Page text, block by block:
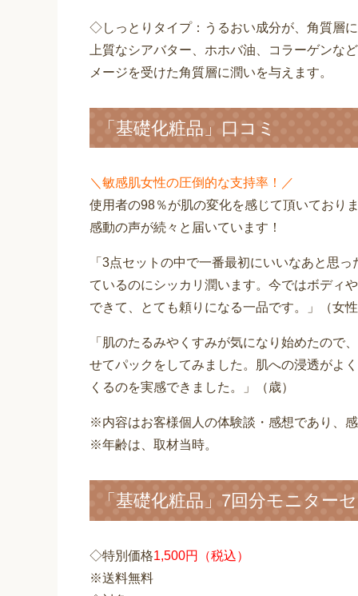
◇しっとりタイプ：うるおい成分が、角質層
上質なシアバター、ホホバ油、コラーゲンな
メージを受けた角質層に潤いを与えます。
「基礎化粧品」口コミ
＼敏感肌女性の圧倒的な支持率！／
使用者の98％が肌の変化を感じて頂いており
感動の声が続々と届いています！
「3点セットの中で一番最初にいいなあと思
ているのにシッカリ潤います。今ではボディ
できて、とても頼りになる一品です。」（女
「肌のたるみやくすみが気になり始めたので
せてパックをしてみました。肌への浸透がよ
くるのを実感できました。」（歳）
※内容はお客様個人の体験談・感想であり、
※年齢は、取材当時。
「基礎化粧品」7回分モニター
◇特別価格1,500円（税込）
※送料無料